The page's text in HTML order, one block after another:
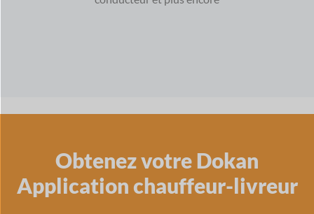
Obtenez votre Dokan
Application chauffeur-livreur